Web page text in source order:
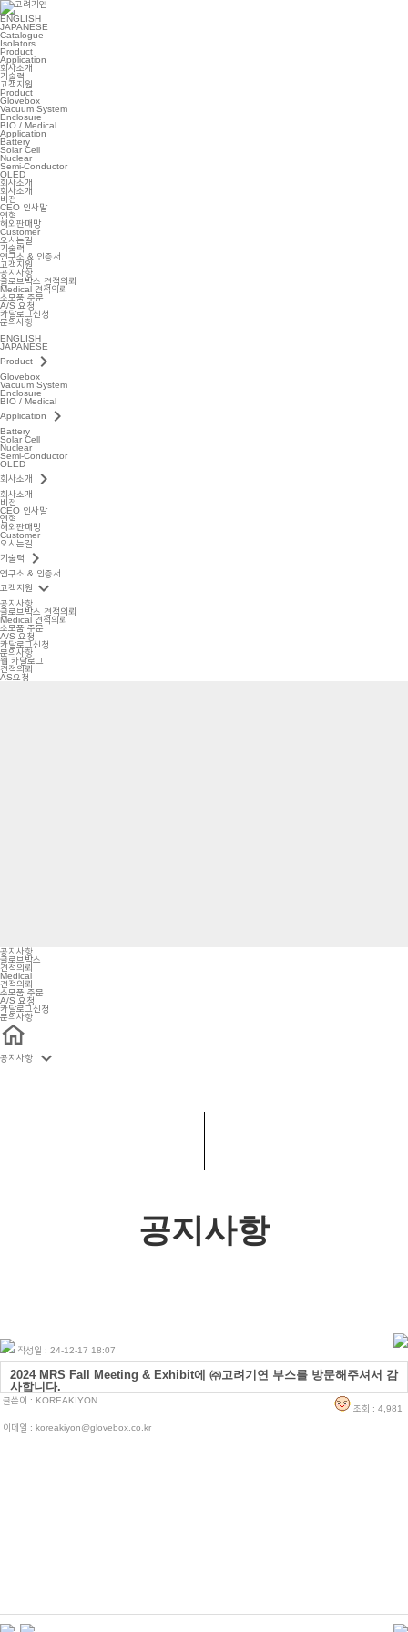
ENGLISH
JAPANESE
Catalogue
Isolators
Product
Application
회사소개
기술력
고객지원
Product
Glovebox
Vacuum System
Enclosure
BIO / Medical
Application
Battery
Solar Cell
Nuclear
Semi-Conductor
OLED
회사소개
회사소개
비전
CEO 인사말
연혁
해외판매망
Customer
오시는길
기술력
연구소 & 인증서
고객지원
공지사항
글로브박스 견적의뢰
Medical 견적의뢰
소모품 주문
A/S 요청
카달로그신청
문의사항
ENGLISH
JAPANESE
Product
keyboard_arrow_right
Glovebox
Vacuum System
Enclosure
BIO / Medical
Application
keyboard_arrow_right
Battery
Solar Cell
Nuclear
Semi-Conductor
OLED
회사소개
keyboard_arrow_right
회사소개
비전
CEO 인사말
연혁
해외판매망
Customer
오시는길
기술력
keyboard_arrow_right
연구소 & 인증서
고객지원
keyboard_arrow_down
공지사항
글로브박스 견적의뢰
Medical 견적의뢰
소모품 주문
A/S 요청
카달로그신청
문의사항
웹 카달로그
견적의뢰
AS요청
공지사항
글로브박스
견적의뢰
Medical
견적의뢰
소모품 주문
A/S 요청
카달로그신청
문의사항
공지사항 
공지사항
작성일 : 24-12-17 18:07
2024 MRS Fall Meeting & Exhibit에 ㈜고려기연 부스를 방문해주셔서 감
사합니다.
글쓴이 : KOREAKIYON
조회 : 4,981
이메일 : koreakiyon@glovebox.co.kr